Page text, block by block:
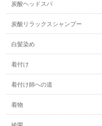
炭酸ヘッドスパ
炭酸リラックスシャンプー
白髪染め
着付け
着付け師への道
着物